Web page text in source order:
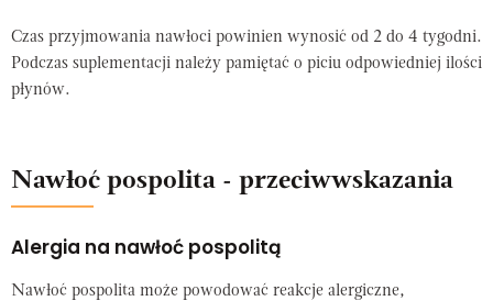
Czas przyjmowania nawłoci powinien wynosić od 2 do 4 tygodni.
Podczas suplementacji należy pamiętać o piciu odpowiedniej ilości
płynów.
Nawłoć pospolita - przeciwwskazania
Alergia na nawłoć pospolitą
Nawłoć pospolita może powodować reakcje alergiczne,